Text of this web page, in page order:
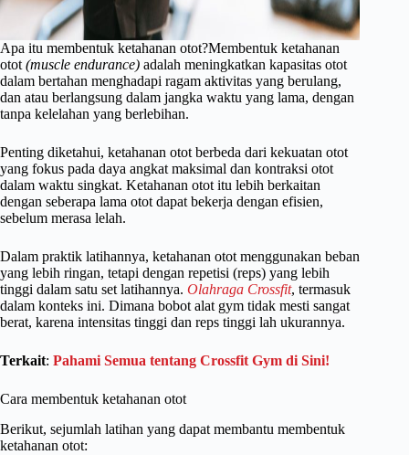
Apa itu membentuk ketahanan otot?Membentuk ketahanan
otot (muscle endurance) adalah meningkatkan kapasitas otot
dalam bertahan menghadapi ragam aktivitas yang berulang,
dan atau berlangsung dalam jangka waktu yang lama, dengan
tanpa kelelahan yang berlebihan.
Penting diketahui, ketahanan otot berbeda dari kekuatan otot
yang fokus pada daya angkat maksimal dan kontraksi otot
dalam waktu singkat. Ketahanan otot itu lebih berkaitan
dengan seberapa lama otot dapat bekerja dengan efisien,
sebelum merasa lelah.
Dalam praktik latihannya, ketahanan otot menggunakan beban
yang lebih ringan, tetapi dengan repetisi (reps) yang lebih
tinggi dalam satu set latihannya. Olahraga Crossfit, termasuk
dalam konteks ini. Dimana bobot alat gym tidak mesti sangat
berat, karena intensitas tinggi dan reps tinggi lah ukurannya.
Terkait: Pahami Semua tentang Crossfit Gym di Sini!
Cara membentuk ketahanan otot
Berikut, sejumlah latihan yang dapat membantu membentuk
ketahanan otot: